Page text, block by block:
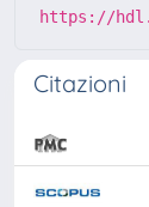
https://
Citazioni